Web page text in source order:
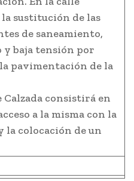
sustitución de las
de saneamiento,
y baja tensión por
pavimentación de la
Calzada consistirá en
a la misma con la
la colocación de un